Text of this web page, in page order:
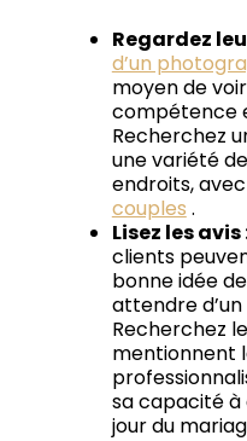
Regardez
d’un
moyen de
compétence
Recherchez
une variété
endroits,
couples .
Lisez les avis
clients
bonne idée
attendre
Recherchez
mentionnent
sa capacité à
jour du